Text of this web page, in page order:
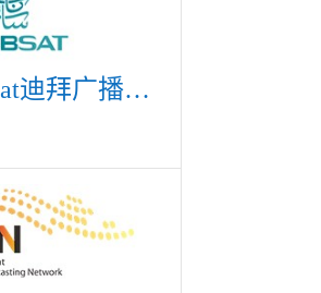
2025年Cabsat迪拜广播电视展